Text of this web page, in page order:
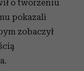
o tworzeniu
pokazali
zobaczył